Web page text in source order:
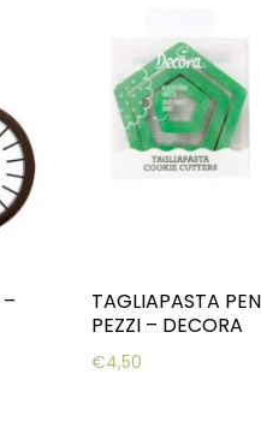
TAGLIAPASTA
PEZZI – DECORA
€4,50